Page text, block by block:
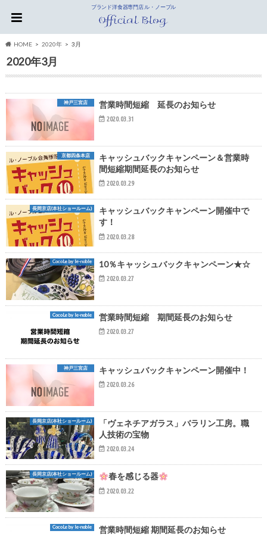
ブランド洋食器専門店 ル・ノーブル
HOME 2020年 3月
2020年3月
神戸三宮店 営業時間短縮 延長のお知らせ
2020.03.31
京都四条本店
キャッシュバックキャンペーン＆営業時
間短縮期間延長のお知らせ
2020.03.29
長岡京店(本社ショールーム)
キャッシュバックキャンペーン開催中で
す！
2020.03.28
CocoLe by le-noble 10％キャッシュバックキャンペーン★☆
2020.03.27
CocoLe by le-noble 営業時間短縮 期間延長のお知らせ
2020.03.27
神戸三宮店 キャッシュバックキャンペーン開催中！
2020.03.26
長岡京店(本社ショールーム)
「ヴェネチアガラス」バラリン工房。職
人技術の宝物
2020.03.24
長岡京店(本社ショールーム) 春を感じる器
2020.03.22
CocoLe by le-noble 営業時間短縮 期間延長のお知らせ